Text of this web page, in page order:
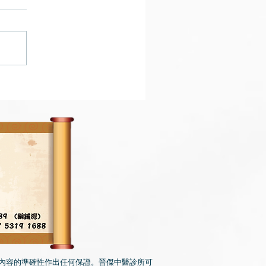
容的準確性作出任何保證。晉傑中醫診所可